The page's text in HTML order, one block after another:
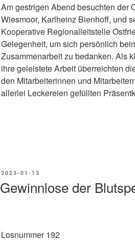
Am gestrigen Abend besuchten der
Wiesmoor, Karlheinz Bienhoff, und
Kooperative Regionalleitstelle
Gelegenheit, um sich persönlich
Zusammenarbeit zu bedanken. Als
ihre geleistete Arbeit überreichten
den Mitarbeiterinnen und
allerlei Leckereien gefüllten
2023-01-13
Gewinnlose der
Losnummer 192